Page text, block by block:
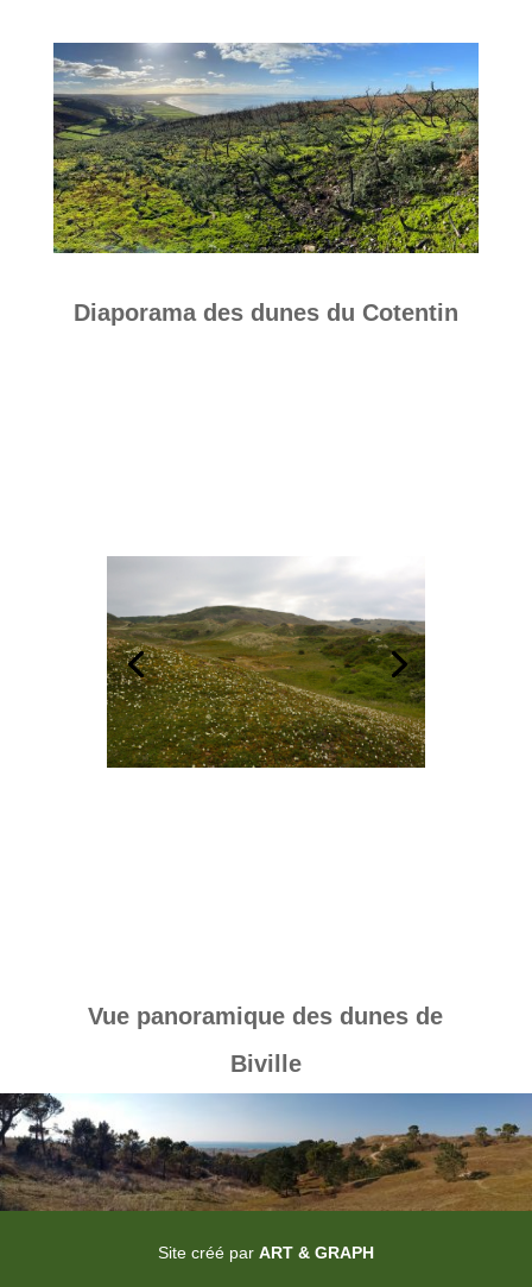
Diaporama des dunes du Cotentin
Vue panoramique des dunes de
Biville
Site créé par ART & GRAPH